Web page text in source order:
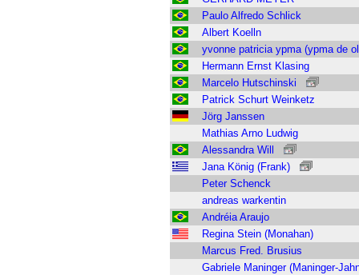
Paulo Alfredo Schlick
Albert Koelln
yvonne patricia ypma (ypma de
Hermann Ernst Klasing
Marcelo Hutschinski
Patrick Schurt Weinketz
Jörg Janssen
Mathias Arno Ludwig
Alessandra Will
Jana König (Frank)
Peter Schenck
andreas warkentin
Andréia Araujo
Regina Stein (Monahan)
Marcus Fred. Brusius
Gabriele Maninger (Maninger-